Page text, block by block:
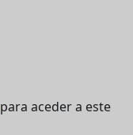
para aceder a este